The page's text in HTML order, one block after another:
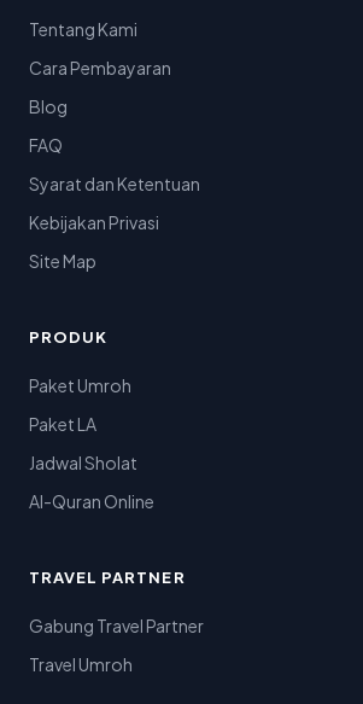
Tentang Kami
Cara Pembayaran
Blog
FAQ
Syarat dan Ketentuan
Kebijakan Privasi
Site Map
PRODUK
Paket Umroh
Paket LA
Jadwal Sholat
Al-Quran Online
TRAVEL PARTNER
Gabung Travel Partner
Travel Umroh